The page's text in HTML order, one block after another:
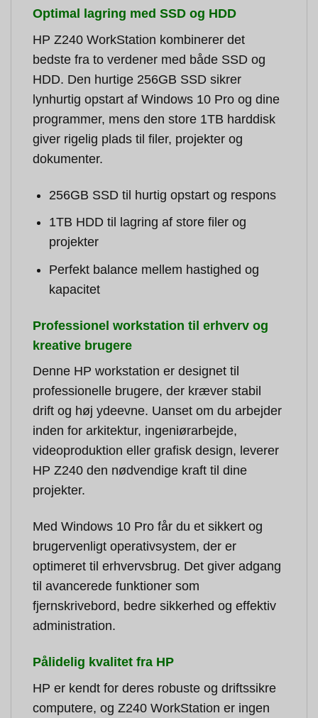
Optimal lagring med SSD og HDD
HP Z240 WorkStation kombinerer det
bedste fra to verdener med både SSD og
HDD. Den hurtige 256GB SSD sikrer
lynhurtig opstart af Windows 10 Pro og dine
programmer, mens den store 1TB harddisk
giver rigelig plads til filer, projekter og
dokumenter.
256GB SSD til hurtig opstart og respons
1TB HDD til lagring af store filer og
projekter
Perfekt balance mellem hastighed og
kapacitet
Professionel workstation til erhverv og
kreative brugere
Denne HP workstation er designet til
professionelle brugere, der kræver stabil
drift og høj ydeevne. Uanset om du arbejder
inden for arkitektur, ingeniørarbejde,
videoproduktion eller grafisk design, leverer
HP Z240 den nødvendige kraft til dine
projekter.
Med Windows 10 Pro får du et sikkert og
brugervenligt operativsystem, der er
optimeret til erhvervsbrug. Det giver adgang
til avancerede funktioner som
fjernskrivebord, bedre sikkerhed og effektiv
administration.
Pålidelig kvalitet fra HP
HP er kendt for deres robuste og driftssikre
computere, og Z240 WorkStation er ingen